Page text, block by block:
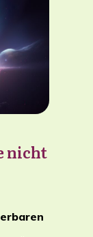
nicht